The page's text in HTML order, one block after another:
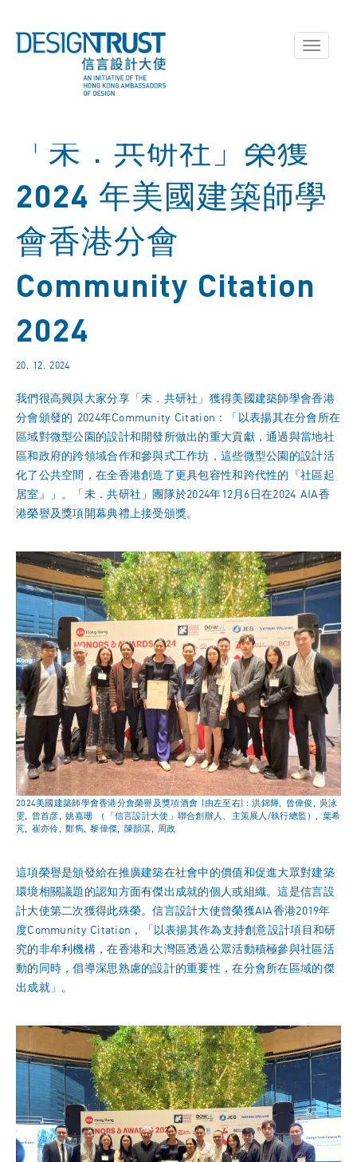
Toggle
「未．共研社」榮獲
2024 年美國建築師學
會香港分會
Community Citation
2024
20. 12. 2024
我們很高興與大家分享「未．共研社」獲得美國建築師學會香港
分會頒發的 2024年Community Citation：「以表揚其在分會所在
區域對微型公園的設計和開發所做出的重大貢獻，通過與當地社
區和政府的跨領域合作和參與式工作坊，這些微型公園的設計活
化了公共空間，在全香港創造了更具包容性和跨代性的『社區起
居室』」。「未．共研社」團隊於2024年12月6日在2024 AIA香
港榮譽及獎項開幕典禮上接受頒獎。
2024美國建築師學會香港分會榮譽及獎項酒會 (由左至右)：洪錦輝, 曾偉俊, 吳泳
雯, 曾首彦, 姚嘉珊 （「信言設計大使」聯合創辦人、主策展人/執行總監）, 葉希
芃, 崔亦伶, 鄭雋, 黎偉傑, 陳韻淇, 周政
這項榮譽是頒發給在推廣建築在社會中的價值和促進大眾對建築
環境相關議題的認知方面有傑出成就的個人或組織。這是信言設
計大使第二次獲得此殊榮。信言設計大使曾榮獲AIA香港2019年
度Community Citation，「以表揚其作為支持創意設計項目和研
究的非牟利機構，在香港和大灣區透過公眾活動積極參與社區活
動的同時，倡導深思熟慮的設計的重要性，在分會所在區域的傑
出成就」。